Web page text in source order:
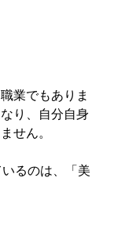
業でもありま
り、自分自身
せん。
るのは、「美